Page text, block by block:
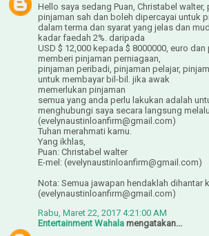
Hello saya sedang Puan, Christabel walter,
pinjaman sah dan boleh dipercayai untuk
dalam terma dan syarat yang jelas dan
kadar faedah 2%. daripada
USD $ 12,000 kepada $ 8000000, euro
memberi pinjaman perniagaan,
pinjaman peribadi, pinjaman pelajar,
untuk membayar bil-bil. jika awak
memerlukan pinjaman
semua yang anda perlu lakukan adalah
menghubungi saya secara langsung
(evelynaustinloanfirm@gmail.com)
Tuhan merahmati kamu.
Yang ikhlas,
Puan: Christabel walter
E-mel: (evelynaustinloanfirm@gmail.com)
Nota: Semua jawapan hendaklah dihantar
(evelynaustinloanfirm@gmail.com)
Rabu, Maret 22, 2017 4:21:00 AM
Entertainment Wahala mengatakan...